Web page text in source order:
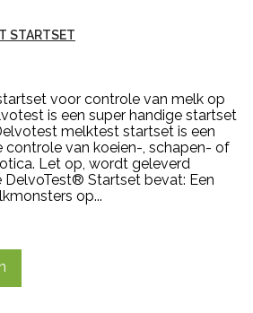
STARTSET
voor controle van melk op
is een super handige startset
melktest startset is een
van koeien-, schapen- of
Let op, wordt geleverd
DelvoTest® Startset bevat: Een
op...